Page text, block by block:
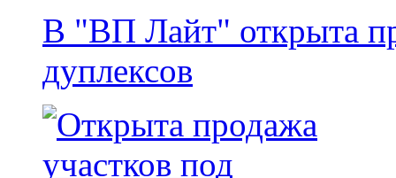
В "ВП Лайт" открыта
дуплексов